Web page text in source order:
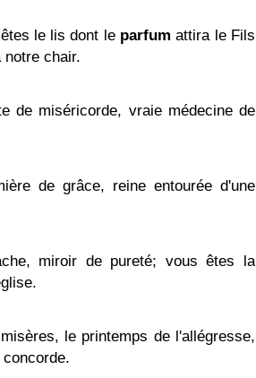
le lis dont le parfum attira le Fils
notre chair.
de miséricorde, vraie médecine de
de grâce, reine entourée d'une
miroir de pureté; vous êtes la
le printemps de l'allégresse,